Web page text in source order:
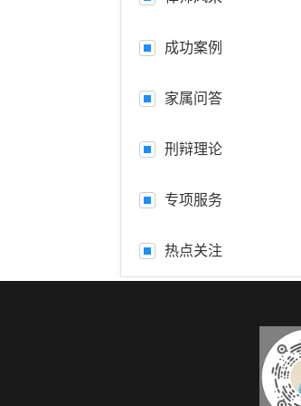
成功案例
家属问答
刑辩理论
专项服务
热点关注